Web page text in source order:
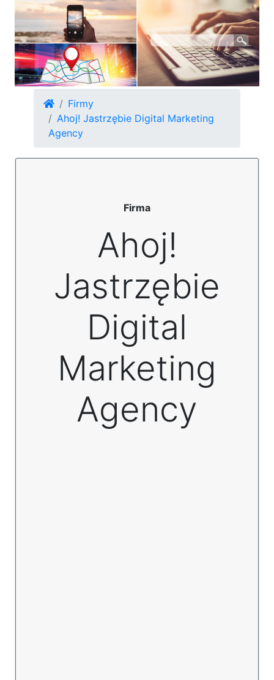
Firmy
Ahoj! Jastrzębie Digital Marketing
Agency
Firma
Ahoj!
Jastrzębie
Digital
Marketing
Agency